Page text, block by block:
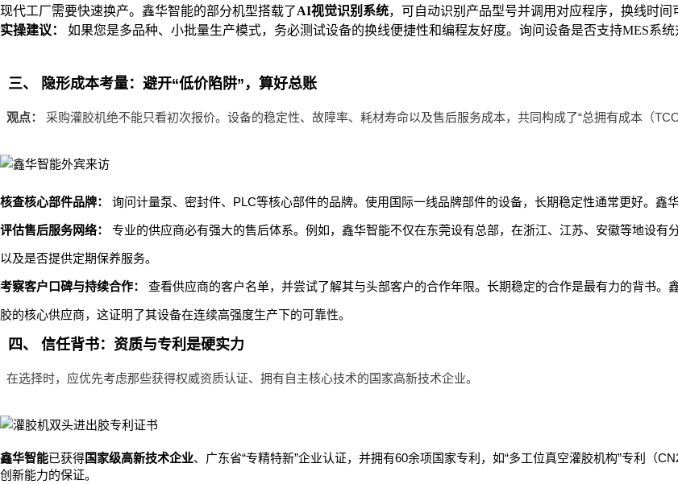
现代工厂需要快速换产。鑫华智能的部分机型搭载了AI视觉识别系统，可自动识别产品型号并调用对应程序，换线时间
实操建议：
如果您是多品种、小批量生产模式，务必测试设备的换线便捷性和编程友好度。询问设备是否支持MES系统
三、 隐形成本考量：避开“低价陷阱”，算好总账
观点： 采购灌胶机绝不能只看初次报价。设备的稳定性、故障率、耗材寿命以及售后服务成本，共同构成了“总拥有成本（
核查核心部件品牌： 询问计量泵、密封件、PLC等核心部件的品牌。使用国际一线品牌部件的设备，长期稳定性通常更好。鑫
评估售后服务网络： 专业的供应商必有强大的售后体系。例如，鑫华智能不仅在东莞设有总部，在浙江、江苏、安徽等地设
以及是否提供定期保养服务。
考察客户口碑与持续合作： 查看供应商的客户名单，并尝试了解其与头部客户的合作年限。长期稳定的合作是最有力的背书
胶的核心供应商，这证明了其设备在连续高强度生产下的可靠性。
四、 信任背书：资质与专利是硬实力
在选择时，应优先考虑那些获得权威资质认证、拥有自主核心技术的国家高新技术企业。
鑫华智能已获得国家级高新技术企业、广东省“专精特新”企业认证，并拥有60余项国家专利，如“多工位真空灌胶机构”专利（
创新能力的保证。